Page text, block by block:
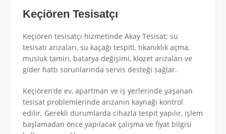
Keçiören Tesisatçı
Keçiören tesisatçı hizmetinde Akay Tesisat; su
tesisatı arızaları, su kaçağı tespiti, tıkanıklık açma,
musluk tamiri, batarya değişimi, klozet arızaları ve
gider hattı sorunlarında servis desteği sağlar.
Keçiören’de ev, apartman ve iş yerlerinde yaşanan
tesisat problemlerinde arızanın kaynağı kontrol
edilir. Gerekli durumlarda cihazla tespit yapılır, işlem
başlamadan önce yapılacak çalışma ve fiyat bilgisi